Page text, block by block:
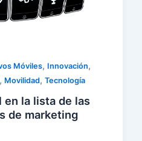
Móviles, Innovación,
, Movilidad,Tecnología
en la lista de las
de marketing